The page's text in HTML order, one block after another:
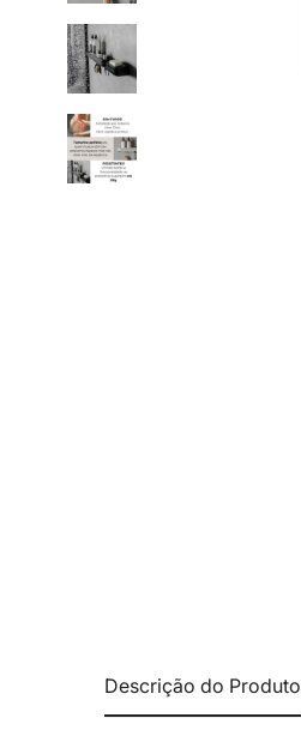
Descrição do Produto